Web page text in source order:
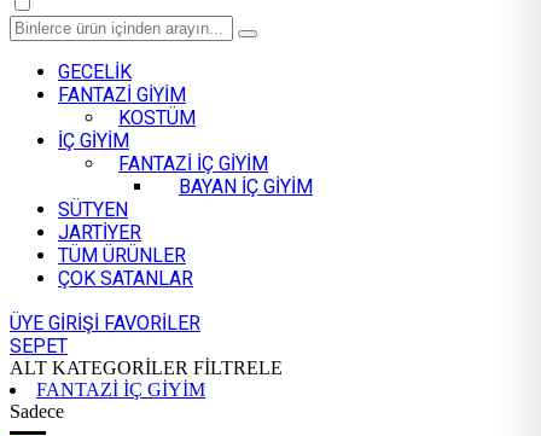
GECELİK
FANTAZİ GİYİM
KOSTÜM
İÇ GİYİM
FANTAZİ İÇ GİYİM
BAYAN İÇ GİYİM
SÜTYEN
JARTİYER
TÜM ÜRÜNLER
ÇOK SATANLAR
ÜYE GİRİŞİ FAVORİLER
SEPET
ALT KATEGORİLER FİLTRELE
FANTAZİ İÇ GİYİM
Sadece